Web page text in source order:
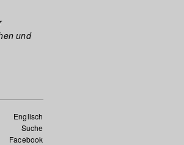
und
Englisch
Suche
Facebook